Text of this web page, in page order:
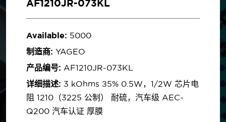
AF1210JR-073KL
Available: 5000
制造商: YAGEO
产品编号: AF1210JR-073KL
详细描述: 3 kOhms ±5% 0.5W，1/2W 芯片电
阻 1210（3225 公制） 耐硫，汽车级 AEC-
Q200 汽车认证 厚膜